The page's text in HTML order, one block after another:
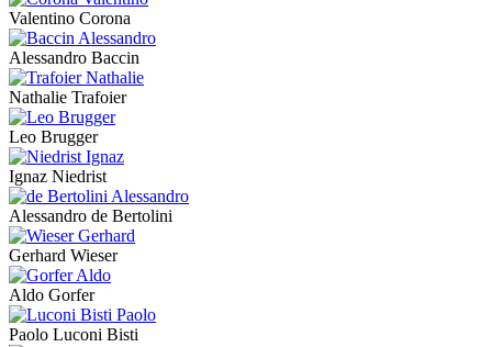
Valentino Corona
Alessandro Baccin
Nathalie Trafoier
Leo Brugger
Ignaz Niedrist
Alessandro de Bertolini
Gerhard Wieser
Aldo Gorfer
Paolo Luconi Bisti